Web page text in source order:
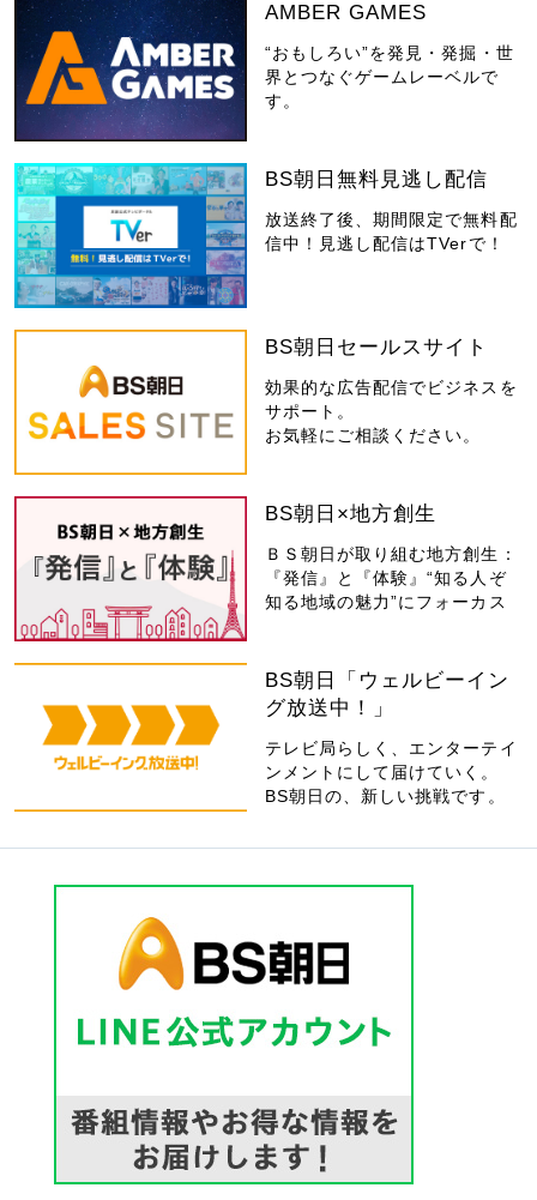
AMBER GAMES
“おもしろい”を発見・発掘・世
界とつなぐゲームレーベルで
す。
BS朝日無料見逃し配信
放送終了後、期間限定で無料配
信中！見逃し配信はTVerで！
BS朝日セールスサイト
効果的な広告配信でビジネスを
サポート。
お気軽にご相談ください。
BS朝日×地方創生
ＢＳ朝日が取り組む地方創生：
『発信』と『体験』“知る人ぞ
知る地域の魅力”にフォーカス
BS朝日「ウェルビーイン
グ放送中！」
テレビ局らしく、エンターテイ
ンメントにして届けていく。
BS朝日の、新しい挑戦です。